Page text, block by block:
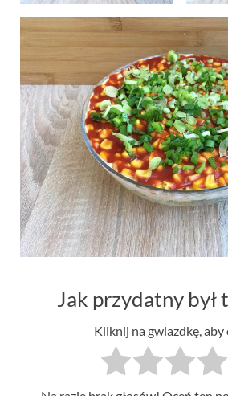
Jak przydatny był
Kliknij na gwiazdkę, aby